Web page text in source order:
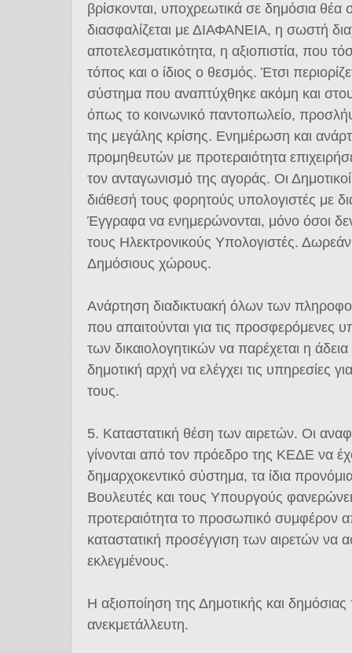
βρίσκονται, υποχρεωτικά σε δημόσια θέα
διασφαλίζεται με ΔΙΑΦΑΝΕΙΑ, η σωστή
αποτελεσματικότητα, η αξιοπιστία, που
τόπος και ο ίδιος ο θεσμός. Έτσι
σύστημα που αναπτύχθηκε ακόμη και
όπως το κοινωνικό παντοπωλείο,
της μεγάλης κρίσης. Ενημέρωση και
προμηθευτών με προτεραιότητα
τον ανταγωνισμό της αγοράς. Οι
διάθεσή τους φορητούς υπολογιστές με
Έγγραφα να ενημερώνονται, μόνο όσοι
τους Ηλεκτρονικούς Υπολογιστές.
Δημόσιους χώρους.
Ανάρτηση διαδικτυακή όλων των
που απαιτούνται για τις προσφερόμενες
των δικαιολογητικών να παρέχεται η
δημοτική αρχή να ελέγχει τις υπηρεσίες
τους.
5. Καταστατική θέση των αιρετών. Οι
γίνονται από τον πρόεδρο της ΚΕΔΕ να
δημαρχοκεντικό σύστημα, τα ίδια
Βουλευτές και τους Υπουργούς
προτεραιότητα το προσωπικό συμφέρον
καταστατική προσέγγιση των αιρετών να
εκλεγμένους.
Η αξιοποίηση της Δημοτικής και
ανεκμετάλλευτη.